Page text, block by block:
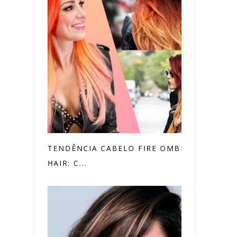
TENDÊNCIA CABELO FIRE OMBRÉ
HAIR: C...